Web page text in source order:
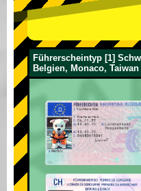
Führerscheintyp [1]
Belgien, Monaco, Taiwan